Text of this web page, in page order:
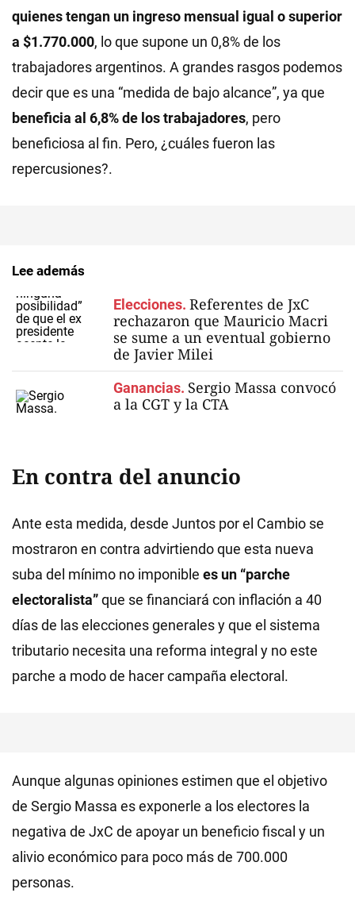
quienes tengan un ingreso mensual igual o superior
a $1.770.000, lo que supone un 0,8% de los
trabajadores argentinos. A grandes rasgos podemos
decir que es una “medida de bajo alcance”, ya que
beneficia al 6,8% de los trabajadores, pero
beneficiosa al fin. Pero, ¿cuáles fueron las
repercusiones?.
Lee además
Elecciones. Referentes de JxC
rechazaron que Mauricio Macri
se sume a un eventual gobierno
de Javier Milei
Ganancias. Sergio Massa convocó
a la CGT y la CTA
En contra del anuncio
Ante esta medida, desde Juntos por el Cambio se
mostraron en contra advirtiendo que esta nueva
suba del mínimo no imponible es un “parche
electoralista”que se financiará con inflación a 40
días de las elecciones generales y que el sistema
tributario necesita una reforma integral y no este
parche a modo de hacer campaña electoral.
Aunque algunas opiniones estimen que el objetivo
de Sergio Massa es exponerle a los electores la
negativa de JxC de apoyar un beneficio fiscal y un
alivio económico para poco más de 700.000
personas.